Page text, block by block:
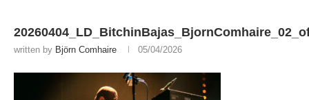
written by Björn Comhaire 05/04/2026